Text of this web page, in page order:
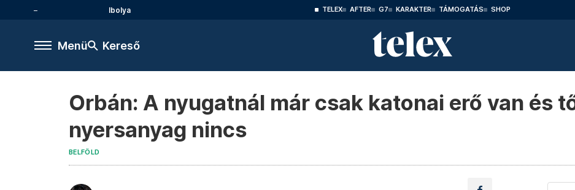
Ibolya TELEX AFTER G7 KARAKTER TÁMOGATÁS SHOP
Menü Kereső
Orbán: A nyugatnál már csak katonai erő van és
nyersanyag nincs
BELFÖLD